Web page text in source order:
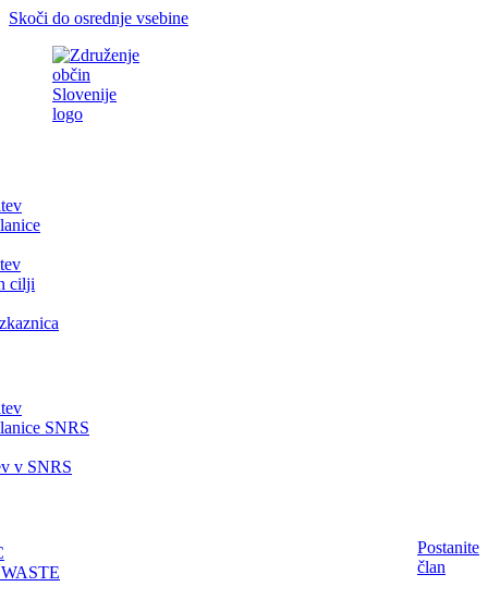
Skoči do osrednje vsebine
cilji
SNRS
v SNRS
Postanite
član